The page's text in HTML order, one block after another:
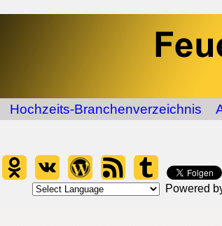
Hochzeits-Branchenverzeichnis
Powered